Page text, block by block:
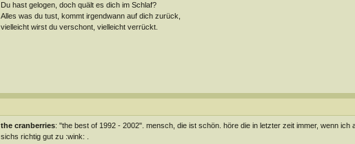
Du hast gelogen, doch quält es dich im Schlaf?
Alles was du tust, kommt irgendwann auf dich zurück,
vielleicht wirst du verschont, vielleicht verrückt.
the cranberries: "the best of 1992 - 2002". mensch, die ist schön. höre die in letzter zeit immer, wenn ich
sichs richtig gut zu :wink: .